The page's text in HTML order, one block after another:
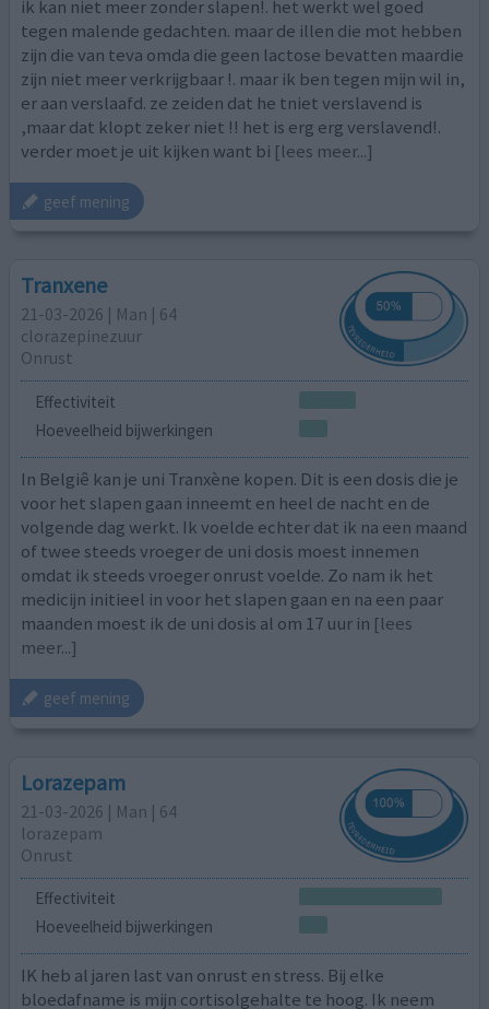
ik kan niet meer zonder slapen!. het werkt wel goed
tegen malende gedachten. maar de illen die mot hebben
zijn die van teva omda die geen lactose bevatten maardie
zijn niet meer verkrijgbaar !. maar ik ben tegen mijn wil in,
er aan verslaafd. ze zeiden dat he tniet verslavend is
,maar dat klopt zeker niet !! het is erg erg verslavend!.
verder moet je uit kijken want bi [lees meer...]
geef mening
Tranxene
21-03-2026 | Man | 64
clorazepinezuur
Onrust
Effectiviteit
Hoeveelheid bijwerkingen
In Belgiê kan je uni Tranxène kopen. Dit is een dosis die je
voor het slapen gaan inneemt en heel de nacht en de
volgende dag werkt. Ik voelde echter dat ik na een maand
of twee steeds vroeger de uni dosis moest innemen
omdat ik steeds vroeger onrust voelde. Zo nam ik het
medicijn initieel in voor het slapen gaan en na een paar
maanden moest ik de uni dosis al om 17 uur in [lees
meer...]
geef mening
Lorazepam
21-03-2026 | Man | 64
lorazepam
Onrust
Effectiviteit
Hoeveelheid bijwerkingen
IK heb al jaren last van onrust en stress. Bij elke
bloedafname is mijn cortisolgehalte te hoog. Ik neem